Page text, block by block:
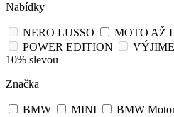
Nabídky
NERO LUSSO MOTO AŽ
POWER EDITION
10% slevou
Značka
BMW MINI BMW